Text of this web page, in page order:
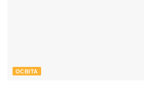
ОСВІТА